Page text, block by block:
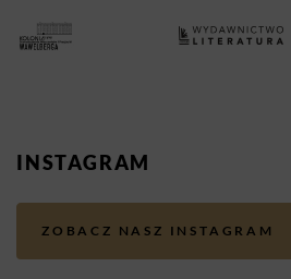
INSTAGRAM
ZOBACZ NASZ INSTAGRAM